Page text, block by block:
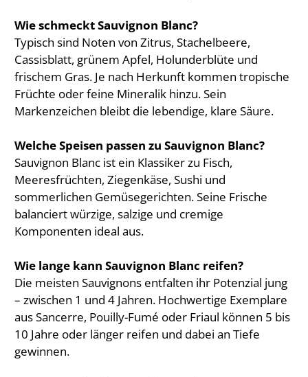
Wie schmeckt Sauvignon Blanc?
Typisch sind Noten von Zitrus, Stachelbeere,
Cassisblatt, grünem Apfel, Holunderblüte und
frischem Gras. Je nach Herkunft kommen tropische
Früchte oder feine Mineralik hinzu. Sein
Markenzeichen bleibt die lebendige, klare Säure.
Welche Speisen passen zu Sauvignon Blanc?
Sauvignon Blanc ist ein Klassiker zu Fisch,
Meeresfrüchten, Ziegenkäse, Sushi und
sommerlichen Gemüsegerichten. Seine Frische
balanciert würzige, salzige und cremige
Komponenten ideal aus.
Wie lange kann Sauvignon Blanc reifen?
Die meisten Sauvignons entfalten ihr Potenzial jung
– zwischen 1 und 4 Jahren. Hochwertige Exemplare
aus Sancerre, Pouilly-Fumé oder Friaul können 5 bis
10 Jahre oder länger reifen und dabei an Tiefe
gewinnen.